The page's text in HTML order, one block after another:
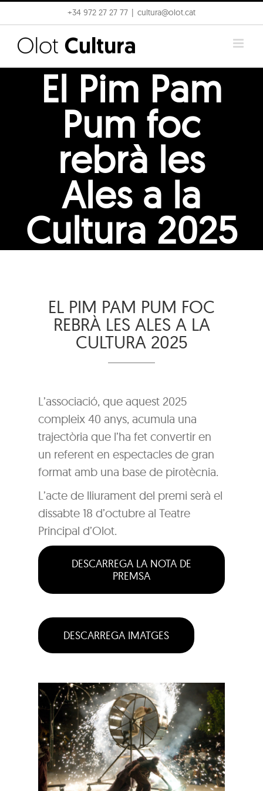
to
content
+34 972 27 27 77 cultura@olot.cat
El Pim Pam
Pum foc
rebrà les
Ales a la
Cultura 2025
EL PIM PAM PUM FOC
REBRÀ LES ALES A LA
CULTURA 2025
L’associació, que aquest 2025
compleix 40 anys, acumula una
trajectòria que l’ha fet convertir en
un referent en espectacles de gran
format amb una base de pirotècnia.
L’acte de lliurament del premi serà el
dissabte 18 d’octubre al Teatre
Principal d’Olot.
DESCARREGA LA NOTA DE
PREMSA
DESCARREGA IMATGES